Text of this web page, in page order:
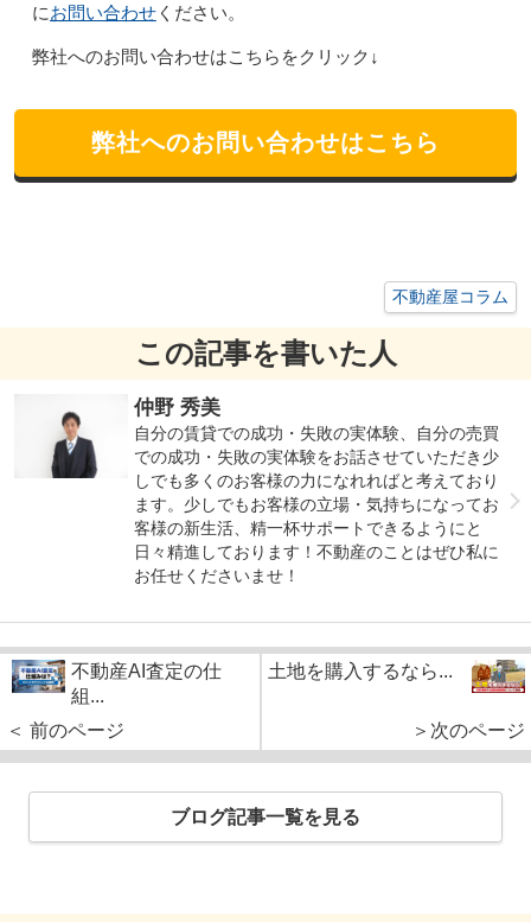
にお問い合わせください。
弊社へのお問い合わせはこちらをクリック↓
弊社へのお問い合わせはこちら
不動産屋コラム
この記事を書いた人
仲野 秀美
自分の賃貸での成功・失敗の実体験、自分の売買
での成功・失敗の実体験をお話させていただき少
しでも多くのお客様の力になれればと考えており
ます。少しでもお客様の立場・気持ちになってお
客様の新生活、精一杯サポートできるようにと
日々精進しております！不動産のことはぜひ私に
お任せくださいませ！
不動産AI査定の仕
組...
＜ 前のページ
土地を購入するなら...
＞次のページ
ブログ記事一覧を見る